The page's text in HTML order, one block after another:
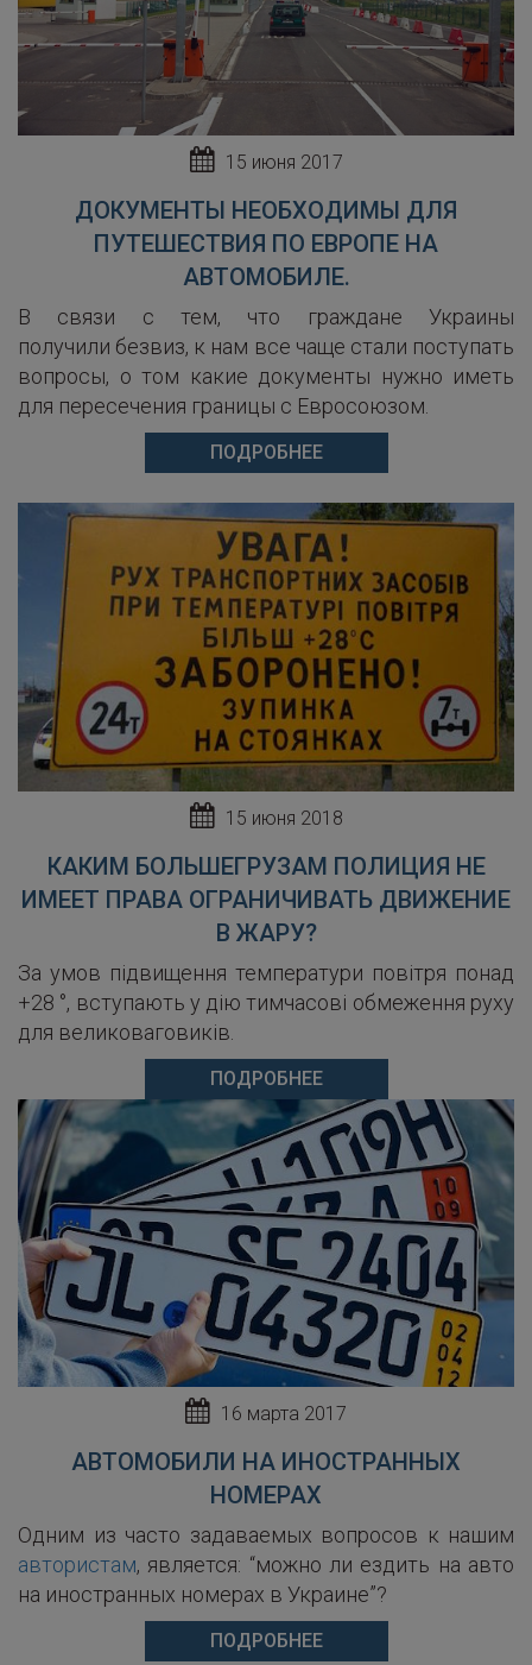
15 июня 2017
ДОКУМЕНТЫ НЕОБХОДИМЫ ДЛЯ
ПУТЕШЕСТВИЯ ПО ЕВРОПЕ НА
АВТОМОБИЛЕ.
В связи с тем, что граждане Украины
получили безвиз, к нам все чаще стали поступать
вопросы, о том какие документы нужно иметь
для пересечения границы с Евросоюзом.
ПОДРОБНЕЕ
15 июня 2018
КАКИМ БОЛЬШЕГРУЗАМ ПОЛИЦИЯ НЕ
ИМЕЕТ ПРАВА ОГРАНИЧИВАТЬ ДВИЖЕНИЕ
В ЖАРУ?
За умов підвищення температури повітря понад
+28 °, вступають у дію тимчасові обмеження руху
для великоваговиків.
ПОДРОБНЕЕ
16 марта 2017
АВТОМОБИЛИ НА ИНОСТРАННЫХ
НОМЕРАХ
Одним из часто задаваемых вопросов к нашим
автористам, является: “можно ли ездить на авто
на иностранных номерах в Украине”?
ПОДРОБНЕЕ